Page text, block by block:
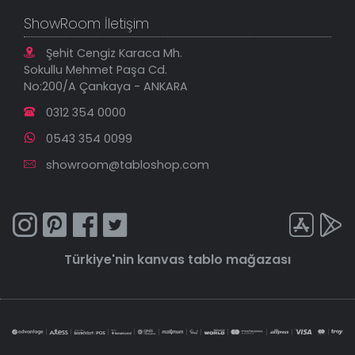
ShowRoom İletişim
Şehit Cengiz Karaca Mh.
Sokullu Mehmet Paşa Cd.
No:200/A Çankaya - ANKARA
0312 354 0000
0543 354 0099
showroom@tabloshop.com
Türkiye'nin kanvas tablo mağazası